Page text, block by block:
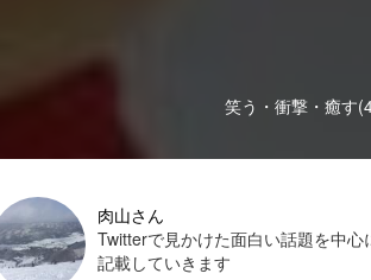
笑う・衝撃・癒す
肉山さん
Twitterで見かけた面白い話題を中心
記載していきます